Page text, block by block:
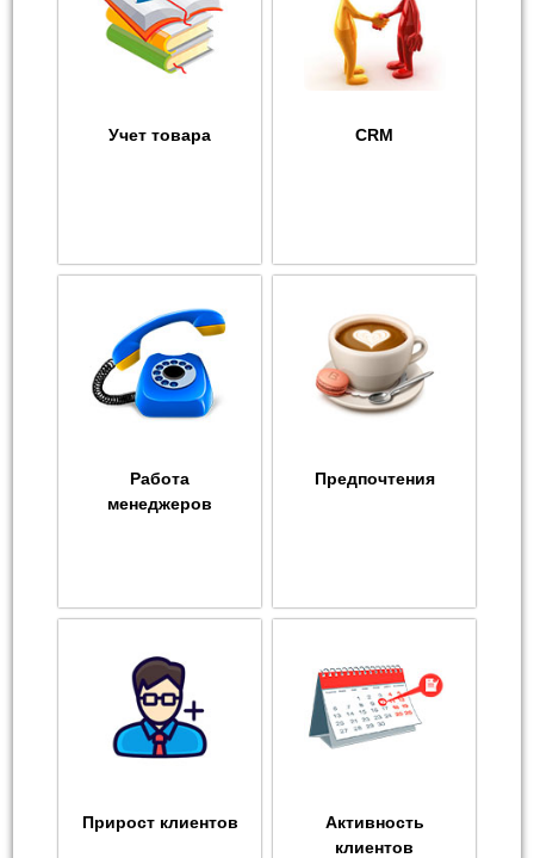
Учет товара CRM
Работа
менеджеров
Предпочтения
Прирост клиентов
Активность
клиентов